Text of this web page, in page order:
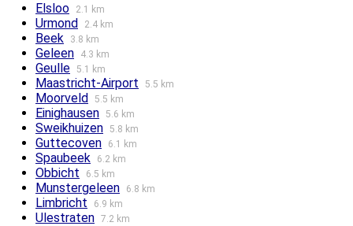
Elsloo
2.1 km
Urmond 2.4 km
Beek 3.8 km
Geleen 4.3 km
Geulle 5.1 km
Maastricht-Airport 5.5 km
Moorveld 5.5 km
Einighausen 5.6 km
Sweikhuizen 5.8 km
Guttecoven 6.1 km
Spaubeek 6.2 km
Obbicht 6.5 km
Munstergeleen 6.8 km
Limbricht 6.9 km
Ulestraten 7.2 km